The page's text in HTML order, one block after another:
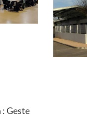
Geste